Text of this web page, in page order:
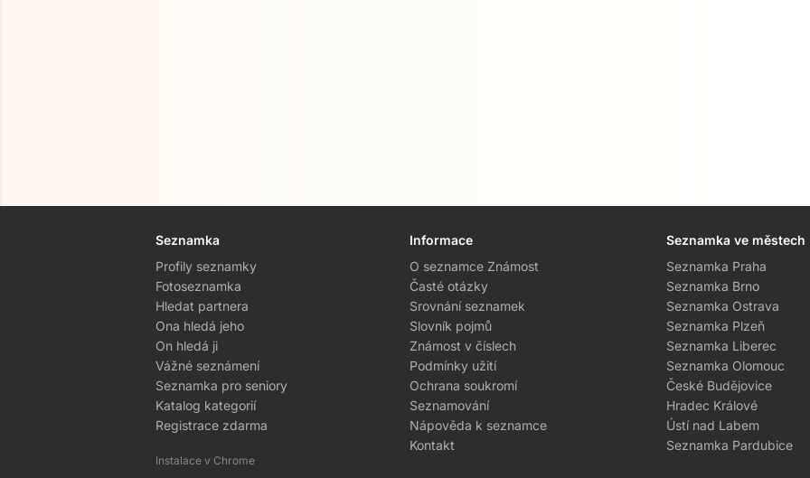
Seznamka
Profily seznamky
Fotoseznamka
Hledat partnera
Ona hledá jeho
On hledá ji
Vážné seznámení
Seznamka pro seniory
Katalog kategorií
Registrace zdarma
Instalace v Chrome
Informace
O seznamce Známost
Časté otázky
Srovnání seznamek
Slovník pojmů
Známost v číslech
Podmínky užití
Ochrana soukromí
Seznamování
Nápověda k seznamce
Kontakt
Seznamka ve městech
Seznamka Praha
Seznamka Brno
Seznamka Ostrava
Seznamka Plzeň
Seznamka Liberec
Seznamka Olomouc
České Budějovice
Hradec Králové
Ústí nad Labem
Seznamka Pardubice